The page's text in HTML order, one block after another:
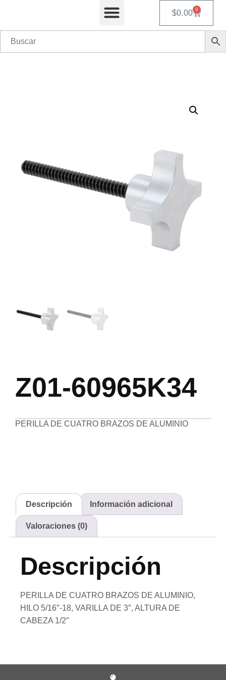
$0.00 0
Z01-60965K34
PERILLA DE CUATRO BRAZOS DE ALUMINIO
Descripción Información adicional
Valoraciones (0)
Descripción
PERILLA DE CUATRO BRAZOS DE ALUMINIO,
HILO 5/16″-18, VARILLA DE 3″, ALTURA DE
CABEZA 1/2″